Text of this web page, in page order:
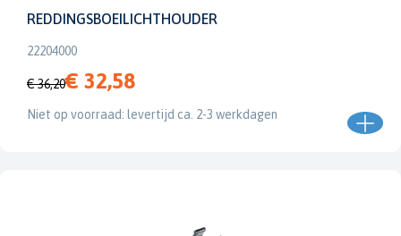
REDDINGSBOEILICHTHOUDER
22204000
€ 36,20€ 32,58
Niet op voorraad: levertijd ca. 2-3 werkdagen